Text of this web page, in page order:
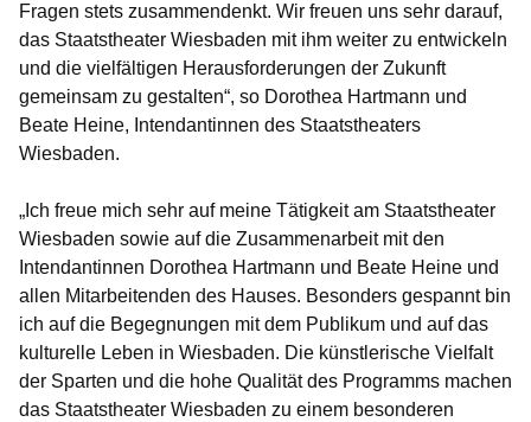
Fragen stets zusammendenkt. Wir freuen uns sehr darauf,
das Staatstheater Wiesbaden mit ihm weiter zu entwickeln
und die vielfältigen Herausforderungen der Zukunft
gemeinsam zu gestalten“, so Dorothea Hartmann und
Beate Heine, Intendantinnen des Staatstheaters
Wiesbaden.
„Ich freue mich sehr auf meine Tätigkeit am Staatstheater
Wiesbaden sowie auf die Zusammenarbeit mit den
Intendantinnen Dorothea Hartmann und Beate Heine und
allen Mitarbeitenden des Hauses. Besonders gespannt bin
ich auf die Begegnungen mit dem Publikum und auf das
kulturelle Leben in Wiesbaden. Die künstlerische Vielfalt
der Sparten und die hohe Qualität des Programms machen
das Staatstheater Wiesbaden zu einem besonderen